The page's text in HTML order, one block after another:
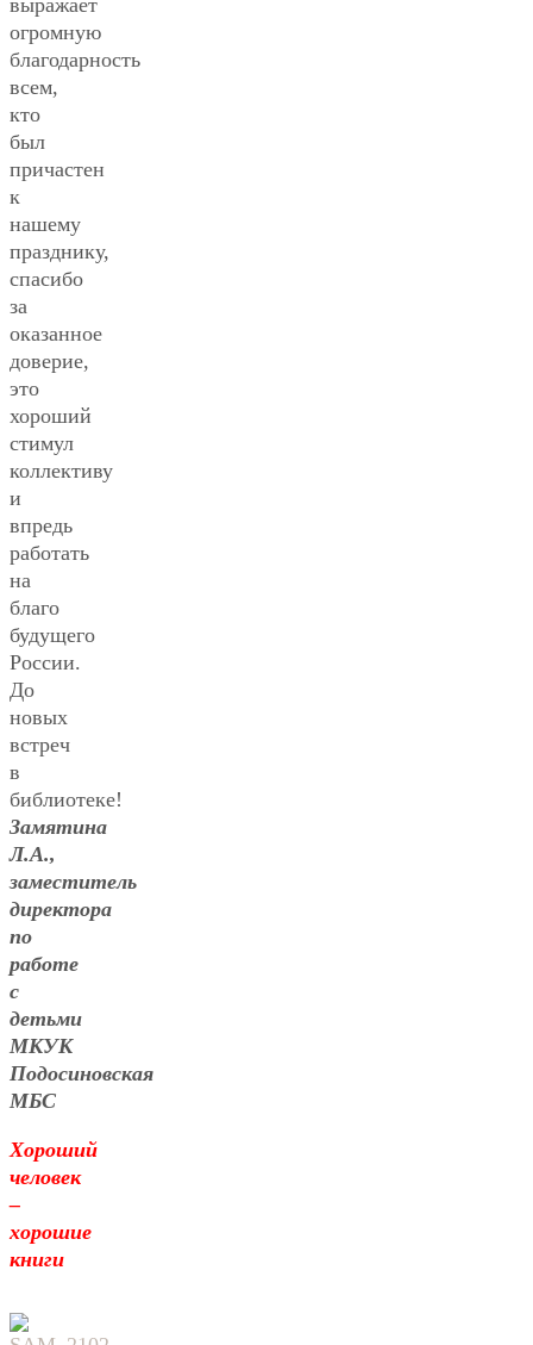
выражает
огромную
благодарность
всем,
кто
был
причастен
к
нашему
празднику,
спасибо
за
оказанное
доверие,
это
хороший
стимул
коллективу
и
впредь
работать
на
благо
будущего
России.
До
новых
встреч
в
библиотеке!
Замятина
Л.А.,
заместитель
директора
по
работе
с
детьми
МКУК
Подосиновская
МБС
Хороший
человек
–
хорошие
книги